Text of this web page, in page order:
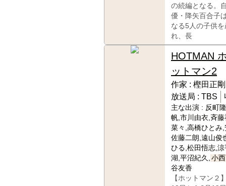
の続編となる。
優・降矢百合子
なる5人の子供
れ、長
HOTMAN
ットマン2
作家 : 樫田正剛
放送局 : TBS
主な出演 : 反町
帆,市川由衣,斉
菜々,高橋ひとみ
佐藤二朗,遠山俊
ひる,松田悟志,
湖,平沼紀久, 小
谷友香
【ホットマン２